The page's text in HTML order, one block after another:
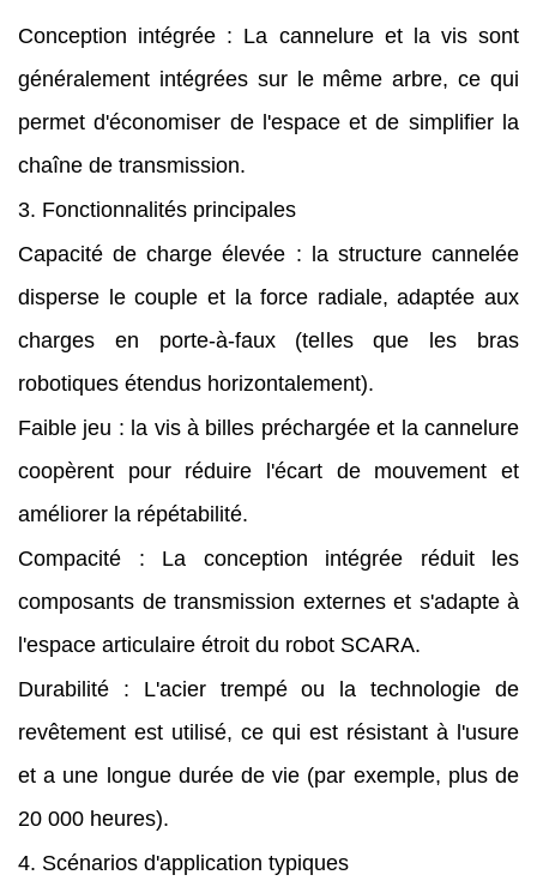
Conception intégrée : La cannelure et la vis sont
généralement intégrées sur le même arbre, ce qui
permet d'économiser de l'espace et de simplifier la
chaîne de transmission.
3. Fonctionnalités principales
Capacité de charge élevée : la structure cannelée
disperse le couple et la force radiale, adaptée aux
charges en porte-à-faux (telles que les bras
robotiques étendus horizontalement).
Faible jeu : la vis à billes préchargée et la cannelure
coopèrent pour réduire l'écart de mouvement et
améliorer la répétabilité.
Compacité : La conception intégrée réduit les
composants de transmission externes et s'adapte à
l'espace articulaire étroit du robot SCARA.
Durabilité : L'acier trempé ou la technologie de
revêtement est utilisé, ce qui est résistant à l'usure
et a une longue durée de vie (par exemple, plus de
20 000 heures).
4. Scénarios d'application typiques